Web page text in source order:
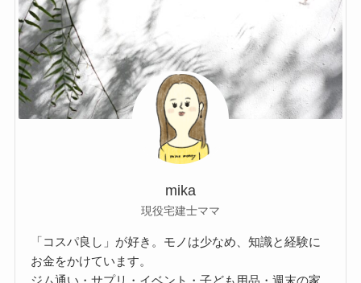
mika
現役宅建士ママ
「コスパ良し」が好き。モノは少なめ、知識と経験に
お金をかけています。
ジム通い・サプリ・イベント・子ども用品・週末の家